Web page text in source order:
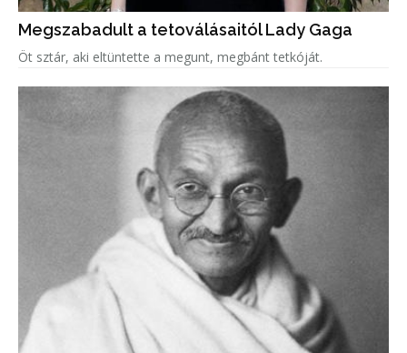
Megszabadult a tetoválásaitól Lady Gaga
Öt sztár, aki eltüntette a megunt, megbánt tetkóját.